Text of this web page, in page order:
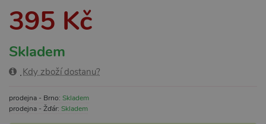
395 Kč
Skladem
Kdy zboží dostanu?
prodejna - Brno: Skladem
prodejna - Žďár: Skladem